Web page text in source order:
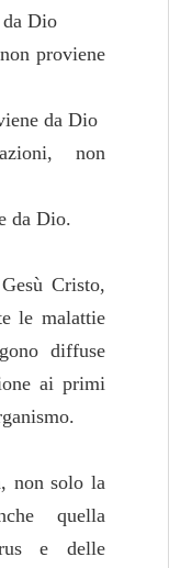
da Dio
proviene
da Dio
non
da Dio.
Cristo,
le malattie
diffuse
ai primi
non solo la
quella
e delle